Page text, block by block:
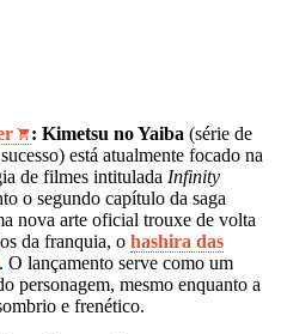
: Kimetsu no Yaiba (série de
está atualmente focado na
de filmes intitulada Infinity
o segundo capítulo da saga
nova arte oficial trouxe de volta
da franquia, o hashira das
. O lançamento serve como um
personagem, mesmo enquanto a
e frenético.